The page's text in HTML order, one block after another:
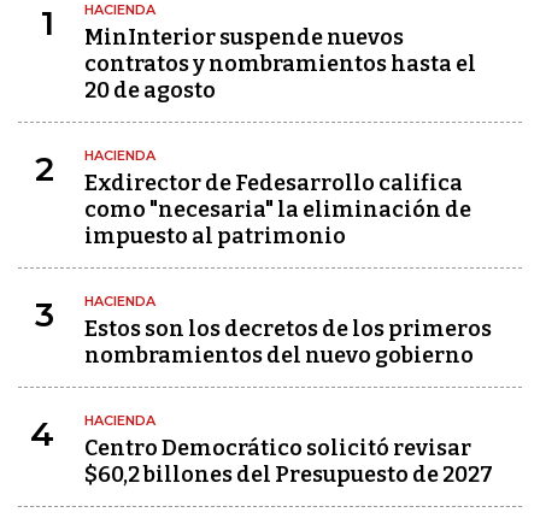
1 HACIENDA
MinInterior suspende nuevos
contratos y nombramientos hasta el
20 de agosto
2 HACIENDA
Exdirector de Fedesarrollo califica
como "necesaria" la eliminación de
impuesto al patrimonio
3 HACIENDA
Estos son los decretos de los primeros
nombramientos del nuevo gobierno
4 HACIENDA
Centro Democrático solicitó revisar
$60,2 billones del Presupuesto de 2027